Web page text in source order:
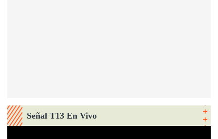
Señal T13 En Vivo